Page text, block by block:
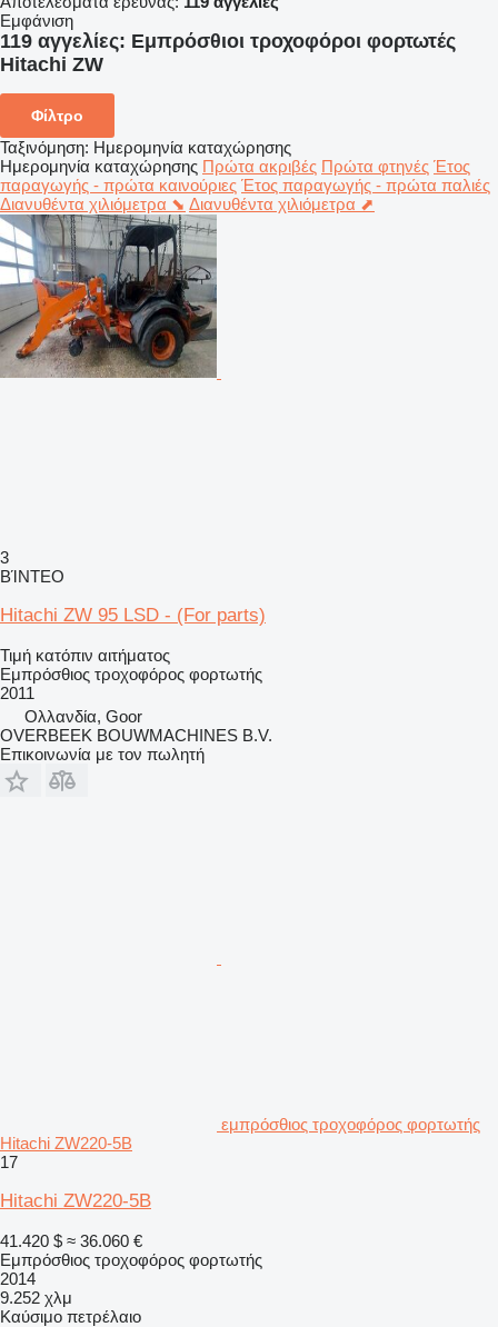
Εμφάνιση
119 αγγελίες: Εμπρόσθιοι τροχοφόροι φορτωτές
Hitachi ZW
Φίλτρο
Ταξινόμηση: Ημερομηνία καταχώρησης
Ημερομηνία καταχώρησης Πρώτα ακριβές Πρώτα φτηνές Έτος
παραγωγής - πρώτα καινούριες Έτος παραγωγής - πρώτα παλιές
Διανυθέντα χιλιόμετρα ⬊ Διανυθέντα χιλιόμετρα ⬈
3
ΒΊΝΤΕΟ
Hitachi ZW 95 LSD - (For parts)
Τιμή κατόπιν αιτήματος
Εμπρόσθιος τροχοφόρος φορτωτής
2011
Ολλανδία, Goor
OVERBEEK BOUWMACHINES B.V.
Επικοινωνία με τον πωλητή
εμπρόσθιος τροχοφόρος φορτωτής
Hitachi ZW220-5B
17
Hitachi ZW220-5B
41.420 $ ≈ 36.060 €
Εμπρόσθιος τροχοφόρος φορτωτής
2014
9.252 χλμ
Καύσιμο πετρέλαιο